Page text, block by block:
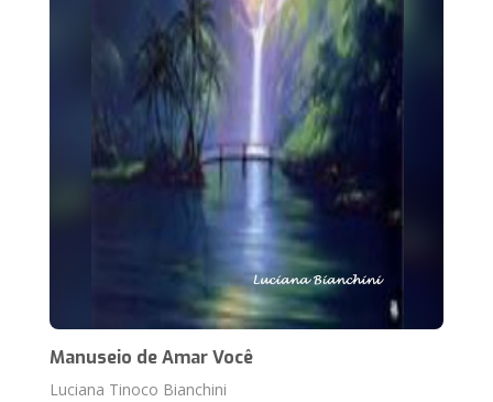
Manuseio de Amar Você
Luciana Tinoco Bianchini